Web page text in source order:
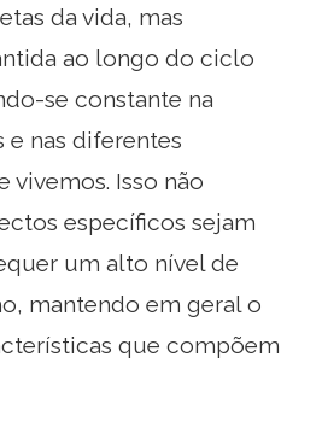
da vida, mas
ao longo do ciclo
se constante na
e nas diferentes
vivemos. Isso não
específicos sejam
um alto nível de
mantendo em geral o
que compõem